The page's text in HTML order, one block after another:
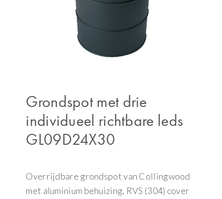
Grondspot met drie
individueel richtbare leds
GL09D24X30
Overrijdbare grondspot van Collingwood
met aluminium behuizing, RVS (304) cover